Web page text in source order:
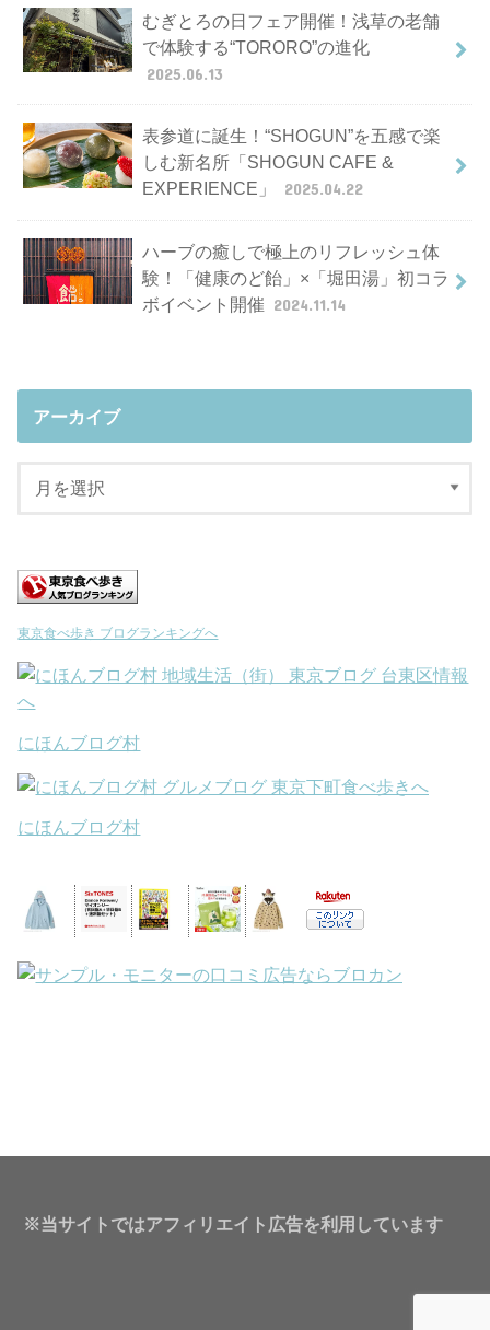
むぎとろの日フェア開催！浅草の老舗
で体験する“TORORO”の進化
2025.06.13
表参道に誕生！“SHOGUN”を五感で楽
しむ新名所「SHOGUN CAFE &
EXPERIENCE」
2025.04.22
ハーブの癒しで極上のリフレッシュ体
験！「健康のど飴」×「堀田湯」初コラ
ボイベント開催 2024.11.14
アーカイブ
東京食べ歩き ブログランキングへ
にほんブログ村
にほんブログ村
※当サイトではアフィリエイト広告を利用しています